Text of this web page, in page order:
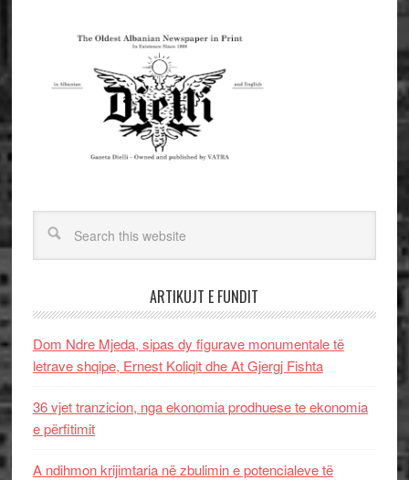
ARTIKUJT E FUNDIT
Dom Ndre Mjeda, sipas dy figurave monumentale të
letrave shqipe, Ernest Koliqit dhe At Gjergj Fishta
36 vjet tranzicion, nga ekonomia prodhuese te ekonomia
e përfitimit
A ndihmon krijimtaria në zbulimin e potencialeve të